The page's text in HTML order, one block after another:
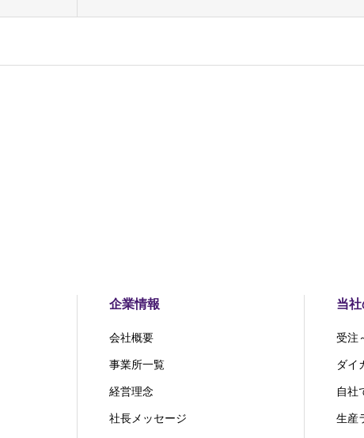
企業情報
会社概要
事業所一覧
経営理念
社長メッセージ
当
受注
ダイ
自社
生産